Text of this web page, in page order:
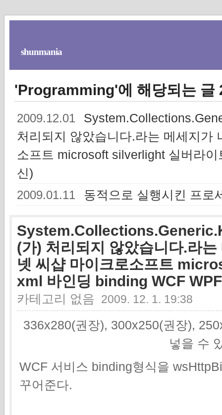
shunmania
'Programming'에 해당되는 글
2009.12.01
처리되지 않았습니다.라는 메세지가
소프트 microsoft silverlight 실버라
신)
2009.01.11 동적으로 실행시킨 프로
(가) 처리되지 않았습니다.라
넷 씨샵 마이크로소프트
xml 바인딩 binding WCF
카테고리 없음 2009. 12. 1. 19:38
336x280(권장), 300x250(권장),
넣을 수
WCF 서비스 binding형식을
꾸어준다.